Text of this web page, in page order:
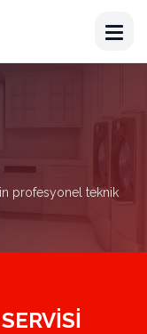
profesyonel teknik